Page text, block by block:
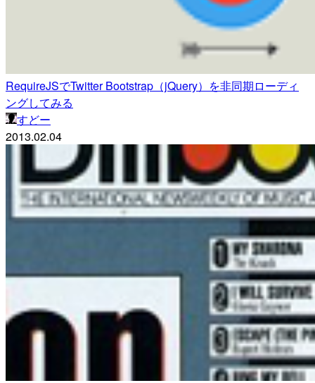
RequireJSでTwitter Bootstrap（jQuery）を非同期ローディ
ングしてみる
すどー
2013.02.04